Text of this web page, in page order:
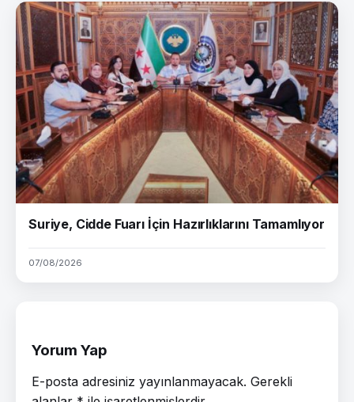
Suriye, Cidde Fuarı İçin Hazırlıklarını Tamamlıyor
07/08/2026
Yorum Yap
E-posta adresiniz yayınlanmayacak. Gerekli